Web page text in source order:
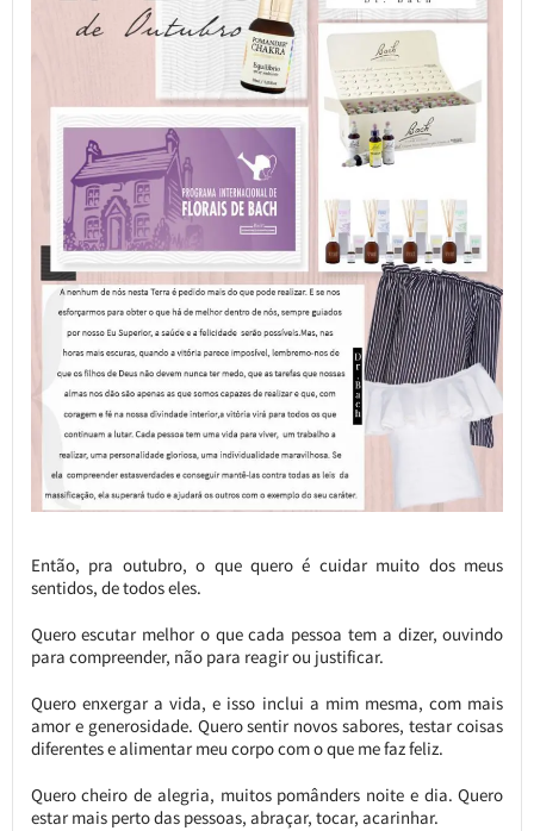
Então, pra outubro, o que quero é cuidar muito dos meus
sentidos, de todos eles.
Quero escutar melhor o que cada pessoa tem a dizer, ouvindo
para compreender, não para reagir ou justificar.
Quero enxergar a vida, e isso inclui a mim mesma, com mais
amor e generosidade. Quero sentir novos sabores, testar coisas
diferentes e alimentar meu corpo com o que me faz feliz.
Quero cheiro de alegria, muitos pomânders noite e dia. Quero
estar mais perto das pessoas, abraçar, tocar, acarinhar.